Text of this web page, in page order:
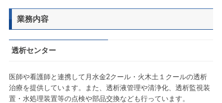
業務内容
透析センター
医師や看護師と連携して月水金2クール・火木土１クールの透析
治療を提供しています。また、透析液管理や清浄化、透析監視装
置・水処理装置等の点検や部品交換なども行っています。